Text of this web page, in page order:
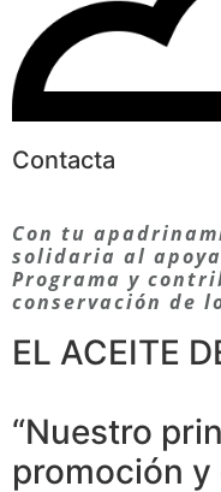
Contacta
Con tu
solidaria al
Programa y
conservación de
EL ACEITE
“Nuestro
promoción